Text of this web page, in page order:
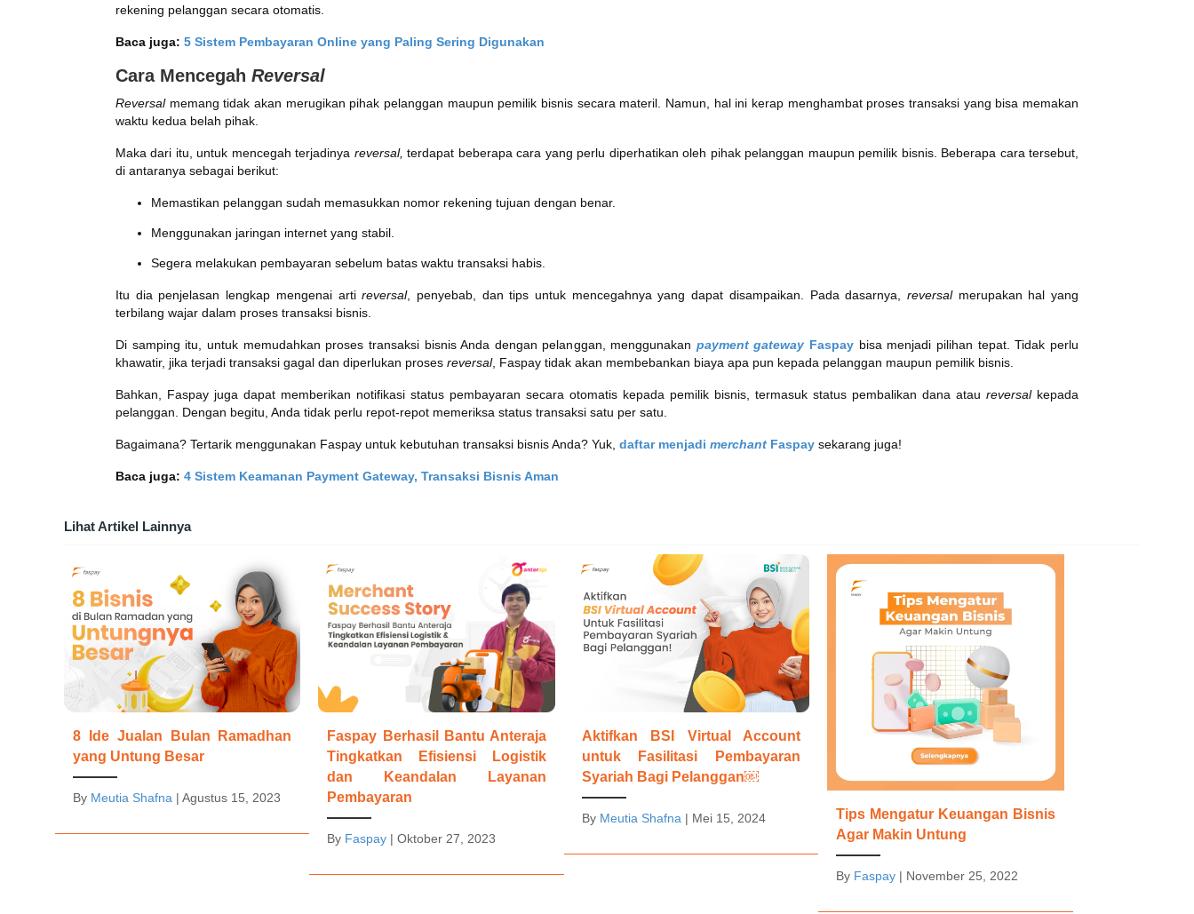
rekening pelanggan secara otomatis.
Baca juga: 5 Sistem Pembayaran Online yang Paling Sering Digunakan
Cara Mencegah Reversal
Reversal memang tidak akan merugikan pihak pelanggan maupun pemilik bisnis secara materil. Namun, hal ini kerap menghambat proses transaksi yang bisa memakan
waktu kedua belah pihak.
Maka dari itu, untuk mencegah terjadinya reversal,terdapat beberapa cara yang perlu diperhatikan oleh pihak pelanggan maupun pemilik bisnis. Beberapa cara tersebut,
di antaranya sebagai berikut:
Memastikan pelanggan sudah memasukkan nomor rekening tujuan dengan benar.
Menggunakan jaringan internet yang stabil.
Segera melakukan pembayaran sebelum batas waktu transaksi habis.
Itu dia penjelasan lengkap mengenai artireversal, penyebab, dan tips untuk mencegahnya yang dapat disampaikan. Pada dasarnya, reversal merupakan hal yang
terbilang wajar dalam proses transaksi bisnis.
Di samping itu, untuk memudahkan proses transaksi bisnis Anda dengan pelanggan, menggunakan payment gateway Faspay bisa menjadi pilihan tepat. Tidak perlu
khawatir, jika terjadi transaksi gagal dan diperlukan proses reversal, Faspay tidak akan membebankan biaya apa pun kepada pelanggan maupun pemilik bisnis.
Bahkan, Faspay juga dapat memberikan notifikasi status pembayaran secara otomatis kepada pemilik bisnis, termasuk status pembalikan dana atau reversalkepada
pelanggan. Dengan begitu, Anda tidak perlu repot-repot memeriksa status transaksi satu per satu.
Bagaimana? Tertarik menggunakan Faspay untuk kebutuhan transaksi bisnis Anda? Yuk, daftar menjadi merchant Faspay sekarang juga!
Baca juga: 4 Sistem Keamanan Payment Gateway, Transaksi Bisnis Aman
Lihat Artikel Lainnya
8 Ide Jualan Bulan Ramadhan
yang Untung Besar
By Meutia Shafna | Agustus 15, 2023
Faspay Berhasil Bantu Anteraja
Tingkatkan Efisiensi Logistik
dan Keandalan Layanan
Pembayaran
By Faspay |Oktober 27, 2023
Aktifkan BSI Virtual Account
untuk Fasilitasi Pembayaran
Syariah Bagi Pelanggan￼
By Meutia Shafna | Mei 15, 2024
Tips Mengatur Keuangan Bisnis
Agar Makin Untung
By Faspay | November 25, 2022